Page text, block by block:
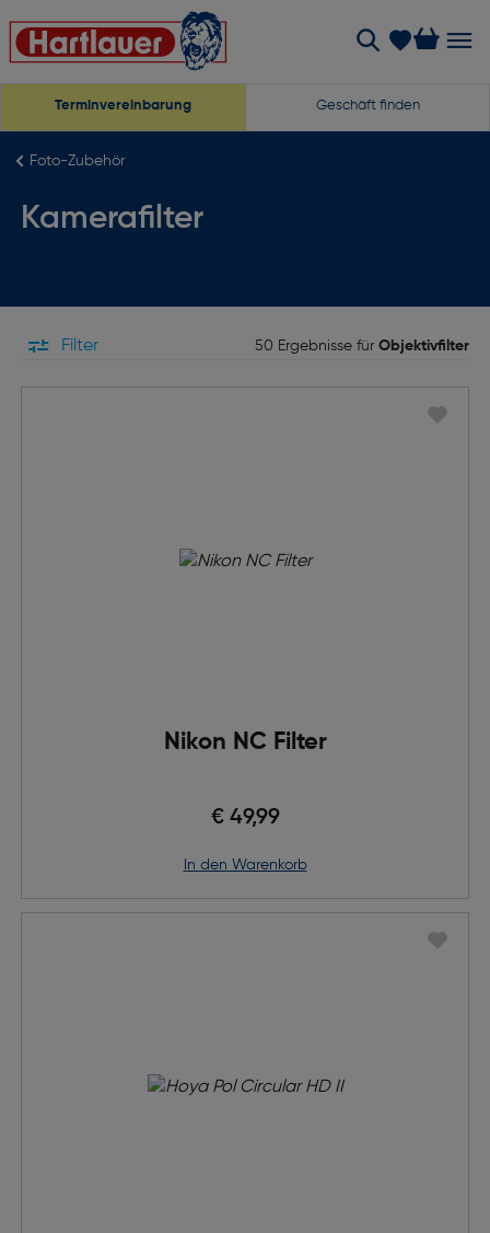
Terminvereinbarung Geschäft finden
Foto-Zubehör
Kamerafilter
Filter 50 Ergebnisse für Objektivfilter
Nikon NC Filter
€ 49,99
in den Warenkorb